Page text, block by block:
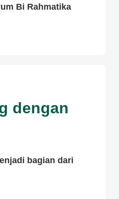
Bi Rahmatika
dengan
bagian dari